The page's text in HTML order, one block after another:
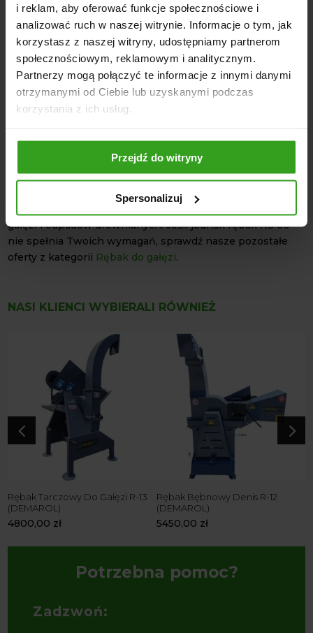
i reklam, aby oferować funkcje społecznościowe i
analizować ruch w naszej witrynie. Informacje o tym, jak
korzystasz z naszej witryny, udostępniamy partnerom
społecznościowym, reklamowym i analitycznym.
Partnerzy mogą połączyć te informacje z innymi danymi
otrzymanymi od Ciebie lub uzyskanymi podczas
korzystania z ich usług.
Przejdź do witryny
Spersonalizuj
Średnica kół zębatych: 128 mm
Wykonanie noży tnących: Trudnościeralna stal o
podwyższonej twardości
Lej wsadowy: 500x500x990 mm
Wymiary rębaka przy złożonym leju wsadowym:
800x600x1570 mm
Silnik: Czterosuwowy, 7 KM
Długość ciętych gałęzi (4 noże): 7-12 cm
Zapraszamy do zakupu! Ten rębak spalinowy to trwałe i
gałęzi i odpadów drewnianych. Jeśli jednak rębak RS 60
nie spełnia Twoich wymagań, sprawdź nasze pozostałe
oferty z kategorii Rębak do gałęzi.
NASI KLIENCI WYBIERALI RÓWNIEŻ
4
Rębak Tarczowy Do Gałęzi R-13
(DEMAROL)
4800,00 zł
Rębak Bębnowy Denis R-12
(DEMAROL)
5450,00 zł
5
Potrzebna pomoc?
Zadzwoń: